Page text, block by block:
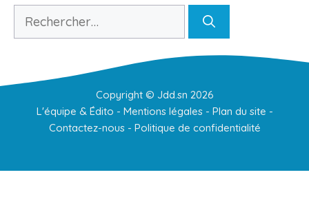
Rechercher :
Copyright © Jdd.sn 2026
L'équipe & Édito - Mentions légales- Plan du site -
Contactez-nous- Politique de confidentialité